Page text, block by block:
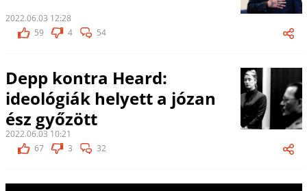
2022.06.03 12:28
59
4 54
Depp kontra Heard:
ideológiák helyett a józan
ész győzött
2022.06.03 10:21
67
3 32